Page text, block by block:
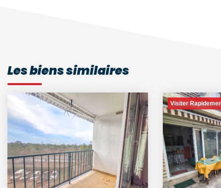
Les biens similaires
Visiter